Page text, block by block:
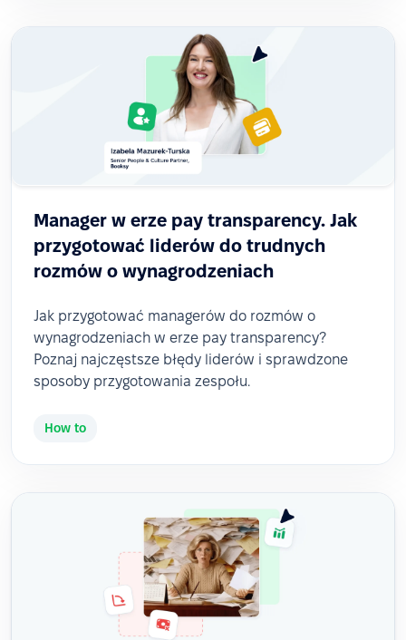
Manager w erze pay transparency. Jak
przygotować liderów do trudnych
rozmów o wynagrodzeniach
Jak przygotować managerów do rozmów o
wynagrodzeniach w erze pay transparency?
Poznaj najczęstsze błędy liderów i sprawdzone
sposoby przygotowania zespołu.
How to